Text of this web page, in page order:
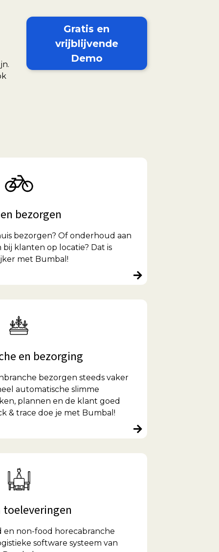
Gratis en
vrijblijvende
Demo
bezorgen
bezorgen? Of onderhoud aan
klanten op locatie? Dat is
met Bumbal!
en bezorging
bezorgen steeds vaker
automatische slimme
plannen en de klant goed
& trace doe je met Bumbal!
toeleveringen
en non-food horecabranche
software systeem van